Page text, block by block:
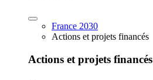
France 2030
Actions et projets financés
Actions et projets financés